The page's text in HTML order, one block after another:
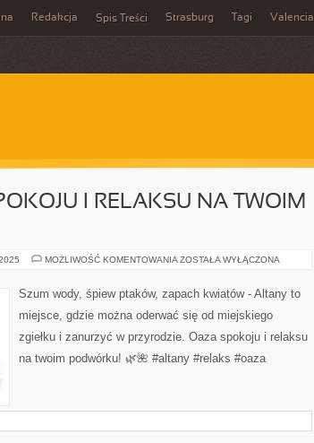
Redakcja Spis Treści Strasburg Tagi Valencia
I RELAKSU NA TWOIM
MOŻLIWOŚĆ KOMENTOWANIA ALTANY:
RELAKSU
TWOIM
ZOSTAŁA WYŁĄCZONA
Szum wody, śpiew ptaków, zapach kwiatów - Altany to
miejsce, gdzie można oderwać się od miejskiego
zgiełku i zanurzyć w przyrodzie. Oaza spokoju i relaksu
na twoim podwórku! 🌿🌺 #altany #relaks #oaza